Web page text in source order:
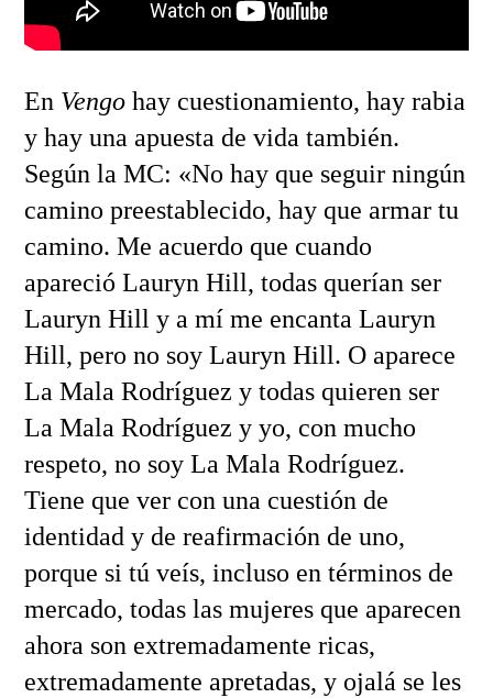
En Vengohay cuestionamiento, hay rabia
y hay una apuesta de vida también.
Según la MC: «No hay que seguir ningún
camino preestablecido, hay que armar tu
camino. Me acuerdo que cuando
apareció Lauryn Hill, todas querían ser
Lauryn Hill y a mí me encanta Lauryn
Hill, pero no soy Lauryn Hill. O aparece
La Mala Rodríguez y todas quieren ser
La Mala Rodríguez y yo, con mucho
respeto, no soy La Mala Rodríguez.
Tiene que ver con una cuestión de
identidad y de reafirmación de uno,
porque si tú veís, incluso en términos de
mercado, todas las mujeres que aparecen
ahora son extremadamente ricas,
extremadamente apretadas, y ojalá se les